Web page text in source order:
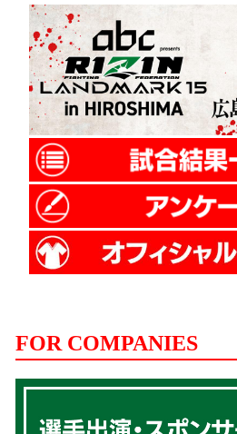
FOR COMPANIES